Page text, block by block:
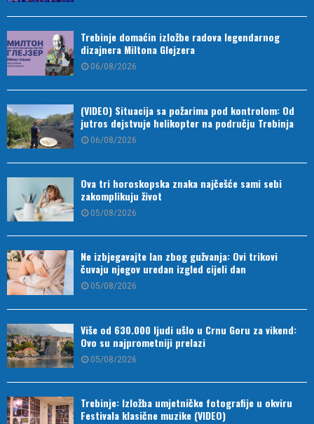
Trebinje domaćin izložbe radova legendarnog
dizajnera Miltona Glejzera
06/08/2026
(VIDEO) Situacija sa požarima pod kontrolom: Od
jutros dejstvuje helikopter na području Trebinja
06/08/2026
Ova tri horoskopska znaka najčešće sami sebi
zakomplikuju život
05/08/2026
Ne izbjegavajte lan zbog gužvanja: Ovi trikovi
čuvaju njegov uredan izgled cijeli dan
05/08/2026
Više od 630.000 ljudi ušlo u Crnu Goru za vikend:
Ovo su najprometniji prelazi
05/08/2026
Trebinje: Izložba umjetničke fotografije u okviru
Festivala klasične muzike (VIDEO)